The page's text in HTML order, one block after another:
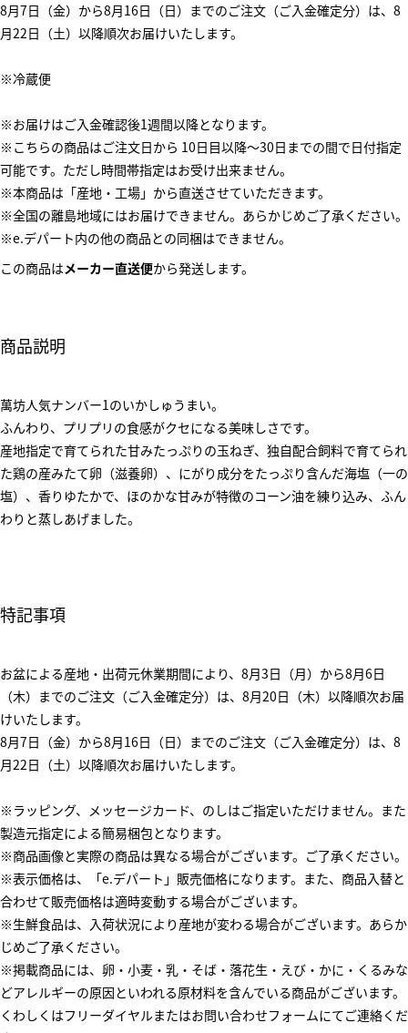
8月7日（金）から8月16日（日）までのご注文（ご入金確定分）は、8
月22日（土）以降順次お届けいたします。
※冷蔵便
※お届けはご入金確認後1週間以降となります。
※こちらの商品はご注文日から 10日目以降～30日までの間で日付指定
可能です。ただし時間帯指定はお受け出来ません。
※本商品は「産地・工場」から直送させていただきます。
※全国の離島地域にはお届けできません。あらかじめご了承ください。
※e.デパート内の他の商品との同梱はできません。
この商品はメーカー直送便から発送します。
商品説明
萬坊人気ナンバー1のいかしゅうまい。
ふんわり、プリプリの食感がクセになる美味しさです。
産地指定で育てられた甘みたっぷりの玉ねぎ、独自配合飼料で育てられ
た鶏の産みたて卵（滋養卵）、にがり成分をたっぷり含んだ海塩（一の
塩）、香りゆたかで、ほのかな甘みが特徴のコーン油を練り込み、ふん
わりと蒸しあげました。
特記事項
お盆による産地・出荷元休業期間により、8月3日（月）から8月6日
（木）までのご注文（ご入金確定分）は、8月20日（木）以降順次お届
けいたします。
8月7日（金）から8月16日（日）までのご注文（ご入金確定分）は、8
月22日（土）以降順次お届けいたします。
※ラッピング、メッセージカード、のしはご指定いただけません。また
製造元指定による簡易梱包となります。
※商品画像と実際の商品は異なる場合がございます。ご了承ください。
※表示価格は、「e.デパート」販売価格になります。また、商品入替と
合わせて販売価格は適時変動する場合がございます。
※生鮮食品は、入荷状況により産地が変わる場合がございます。あらか
じめご了承ください。
※掲載商品には、卵・小麦・乳・そば・落花生・えび・かに・くるみな
どアレルギーの原因といわれる原材料を含んでいる商品がございます。
くわしくはフリーダイヤルまたはお問い合わせフォームにてご連絡くだ